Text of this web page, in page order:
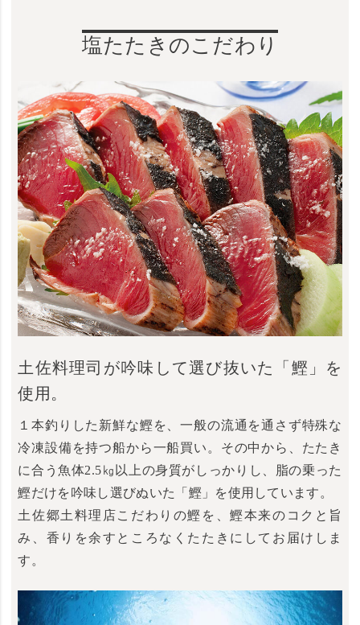
塩たたきのこだわり
土佐料理司が吟味して選び抜いた「鰹」を
使用。
１本釣りした新鮮な鰹を、一般の流通を通さず特殊な
冷凍設備を持つ船から一船買い。その中から、たたき
に合う魚体2.5㎏以上の身質がしっかりし、脂の乗った
鰹だけを吟味し選びぬいた「鰹」を使用しています。
土佐郷土料理店こだわりの鰹を、鰹本来のコクと旨
み、香りを余すところなくたたきにしてお届けしま
す。